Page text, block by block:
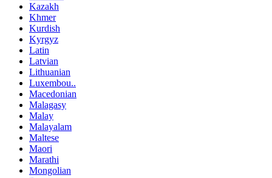
Kazakh
Khmer
Kurdish
Kyrgyz
Latin
Latvian
Lithuanian
Luxembou..
Macedonian
Malagasy
Malay
Malayalam
Maltese
Maori
Marathi
Mongolian